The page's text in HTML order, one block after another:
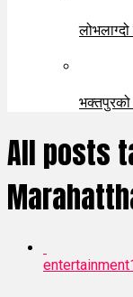
भक्तपुरको
All posts
entertainment